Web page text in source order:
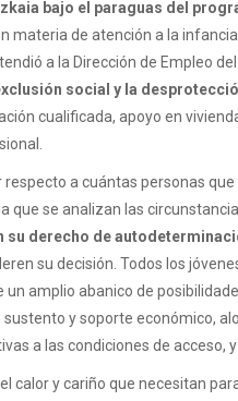
bajo el paraguas del
de atención a la
a la Dirección de Empleo
social y la
cualificada, apoyo en
a cuántas personas
que se analizan las
derecho de
su decisión. Todos los
amplio abanico de
y soporte económico,
a las condiciones de acceso,
calor y cariño que necesitan